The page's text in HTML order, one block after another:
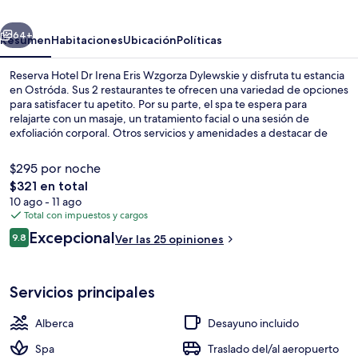
Wzgorza
Dylewskie
Siguiente
64+
ResumenHabitacionesUbicaciónPolíticas
Reserva Hotel Dr Irena Eris Wzgorza Dylewskie y disfruta tu estancia
en Ostróda. Sus 2 restaurantes te ofrecen una variedad de opciones
para satisfacer tu apetito. Por su parte, el spa te espera para
relajarte con un masaje, un tratamiento facial o una sesión de
exfoliación corporal. Otros servicios y amenidades a destacar de
de fitness.
$295 por noche
El
precio
total
es
de
$321 en total
10 ago - 11 ago
Total con impuestos y cargos
Opiniones
9.89.8 de 10,
ExcepcionalVer las 25 opiniones
Servicios principales
Alberca
Desayuno incluido
Spa
Traslado del/al aeropuerto